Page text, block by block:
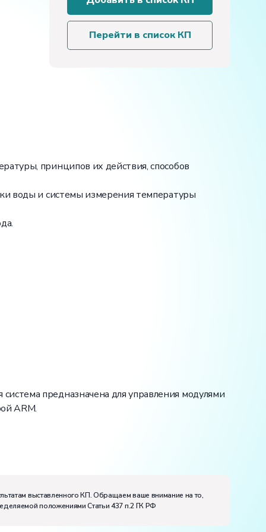
«Промышленные
датчики
температуры»
Перейти в список КП
принципов их действия, способов
воды и системы измерения температуры
предназначена для управления модулями
ARM.
выставленного КП. Обращаем ваше внимание на то,
положениями Статьи 437 п.2 ГК РФ